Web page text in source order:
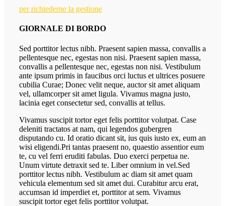
per richiederne la gestione
GIORNALE DI BORDO
Sed porttitor lectus nibh. Praesent sapien massa, convallis a
pellentesque nec, egestas non nisi. Praesent sapien massa,
convallis a pellentesque nec, egestas non nisi. Vestibulum
ante ipsum primis in faucibus orci luctus et ultrices posuere
cubilia Curae; Donec velit neque, auctor sit amet aliquam
vel, ullamcorper sit amet ligula. Vivamus magna justo,
lacinia eget consectetur sed, convallis at tellus.
Vivamus suscipit tortor eget felis porttitor volutpat. Case
deleniti tractatos at nam, qui legendos gubergren
disputando cu. Id oratio dicant sit, ius quis iusto ex, eum an
wisi eligendi.Pri tantas praesent no, quaestio assentior eum
te, cu vel ferri eruditi fabulas. Duo exerci perpetua ne.
Unum virtute detraxit sed te. Liber omnium in vel.Sed
porttitor lectus nibh. Vestibulum ac diam sit amet quam
vehicula elementum sed sit amet dui. Curabitur arcu erat,
accumsan id imperdiet et, porttitor at sem. Vivamus
suscipit tortor eget felis porttitor volutpat.